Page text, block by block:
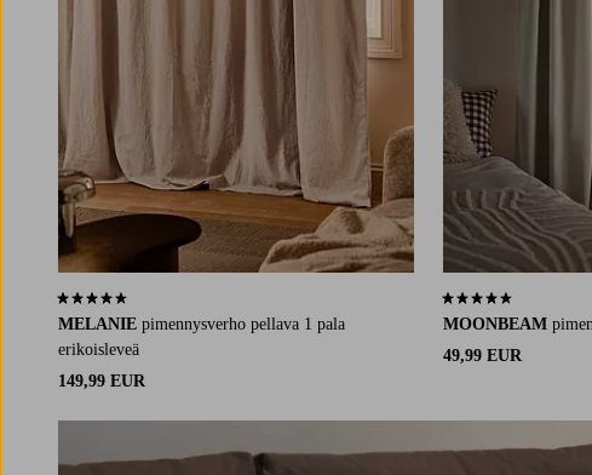
MELANIE pimennysverho pellava 1 pala
erikoisleveä
149,99 EUR
4,4 perustuen 83 arvosanaan
MOONBEAM
49,99 EUR
4,3 perustuen 46